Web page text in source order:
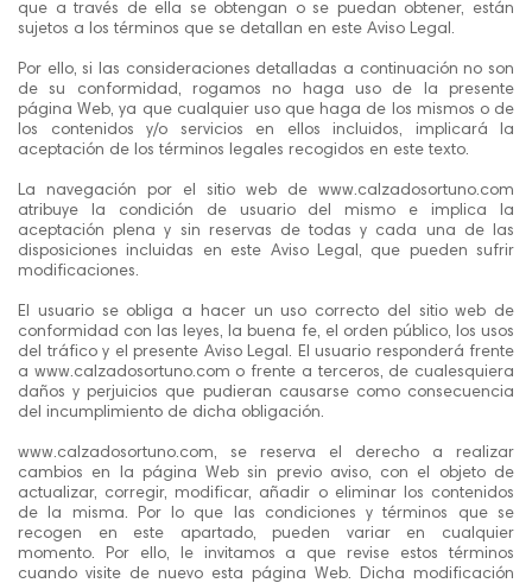
que a través de ella se obtengan o se puedan obtener, están
sujetos a los términos que se detallan en este Aviso Legal.
Por ello, si las consideraciones detalladas a continuación no son
de su conformidad, rogamos no haga uso de la presente
página Web, ya que cualquier uso que haga de los mismos o de
los contenidos y/o servicios en ellos incluidos, implicará la
aceptación de los términos legales recogidos en este texto.
La navegación por el sitio web de www.calzadosortuno.com
atribuye la condición de usuario del mismo e implica la
aceptación plena y sin reservas de todas y cada una de las
disposiciones incluidas en este Aviso Legal, que pueden sufrir
modificaciones.
El usuario se obliga a hacer un uso correcto del sitio web de
conformidad con las leyes, la buena fe, el orden público, los usos
del tráfico y el presente Aviso Legal. El usuario responderá frente
a www.calzadosortuno.com o frente a terceros, de cualesquiera
daños y perjuicios que pudieran causarse como consecuencia
del incumplimiento de dicha obligación.
www.calzadosortuno.com, se reserva el derecho a realizar
cambios en la página Web sin previo aviso, con el objeto de
actualizar, corregir, modificar, añadir o eliminar los contenidos
de la misma. Por lo que las condiciones y términos que se
recogen en este apartado, pueden variar en cualquier
momento. Por ello, le invitamos a que revise estos términos
cuando visite de nuevo esta página Web. Dicha modificación